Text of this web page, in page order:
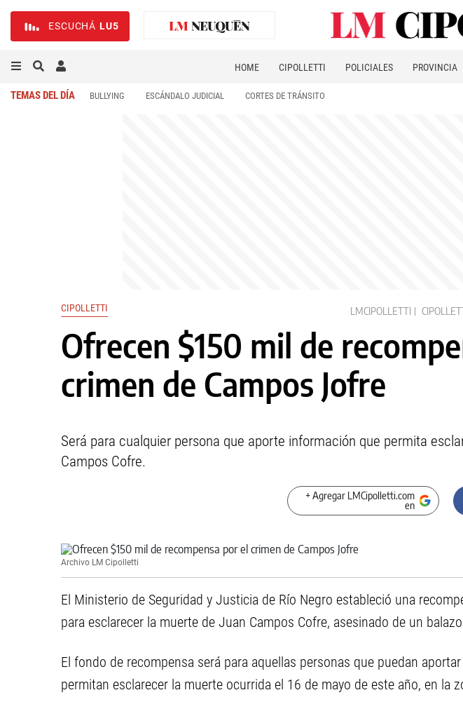
ESCUCHÁ LU5
HOME CIPOLLETTI POLICIALES PROVINCIA
TEMAS DEL DÍA BULLYING ESCÁNDALO JUDICIAL CORTES DE TRÁNSITO
CIPOLLETTI LMCIPOLLETTI
Ofrecen $150 mil de
crimen de Campos Jofre
Será para cualquier persona que aporte información que permita
Campos Cofre.
+ Agregar LMCipolletti.com
en
Archivo LM Cipolletti
El Ministerio de Seguridad y Justicia de Río Negro estableció una
para esclarecer la muerte de Juan Campos Cofre, asesinado de un
El fondo de recompensa será para aquellas personas que puedan
permitan esclarecer la muerte ocurrida el 16 de mayo de este año, en la